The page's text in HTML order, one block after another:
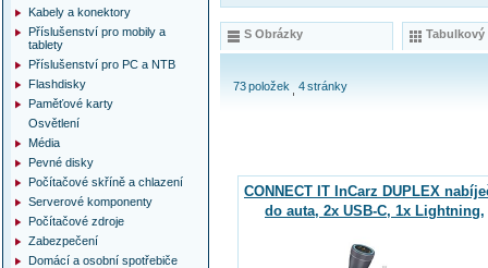
S Obrázky Tabulkový
73položek 4stránky
CONNECT IT InCarz DUPLEX
do auta, 2x USB-C, 1x Lightning,
Kabely a konektory
Příslušenství pro mobily a
tablety
Příslušenství pro PC a NTB
Flashdisky
Paměťové karty
Osvětlení
Média
Pevné disky
Počítačové skříně a chlazení
Serverové komponenty
Počítačové zdroje
Zabezpečení
Domácí a osobní spotřebiče